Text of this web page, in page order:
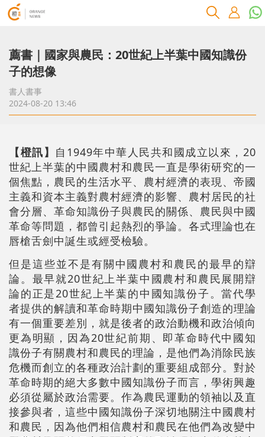
薦書｜國家與農民：20世紀上半葉中國知識份
子的想像
書人書事
2024-08-20 13:46
【橙訊】 自1949年中華人民共和國成立以來，20
世紀上半葉的中國農村和農民一直是學術研究的一
個焦點，農民的生活水平、農村經濟的表現、帝國
主義和資本主義對農村經濟的影響、農村居民的社
會分層、革命知識份子與農民的關係、農民與中國
革命等問題，都曾引起熱烈的爭論。各式理論也在
唇槍舌劍中誕生或經受檢驗。
但是這些並不是有關中國農村和農民的最早的辯
論。最早就20世紀上半葉中國農村和農民展開辯
論的正是20世紀上半葉的中國知識份子。當代學
者提供的解讀和革命時期中國知識份子創造的理論
有一個重要差別，就是後者的政治動機和政治傾向
更為明顯，因為20世紀前期、即革命時代中國知
識份子有關農村和農民的理論，是他們為消除民族
危機而創立的各種政治計劃的重要組成部分。對於
革命時期的絕大多數中國知識份子而言，學術興趣
必須從屬於政治需要。作為農民運動的領袖以及直
接參與者，這些中國知識份子深切地關注中國農村
和農民，因為他們相信農村和農民在他們為改變中